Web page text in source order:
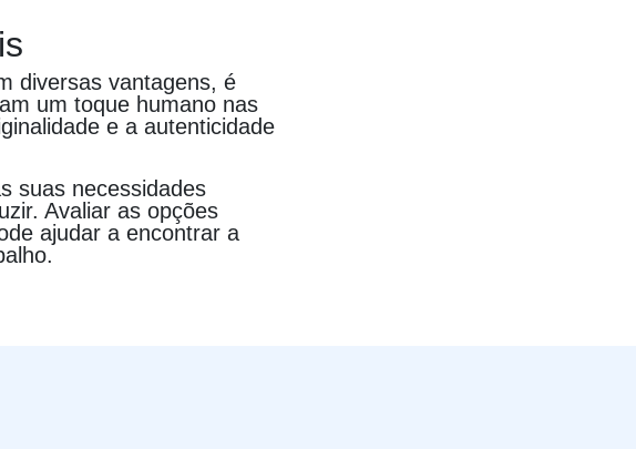
diversas vantagens, é
um toque humano nas
e a autenticidade
suas necessidades
Avaliar as opções
ajudar a encontrar a